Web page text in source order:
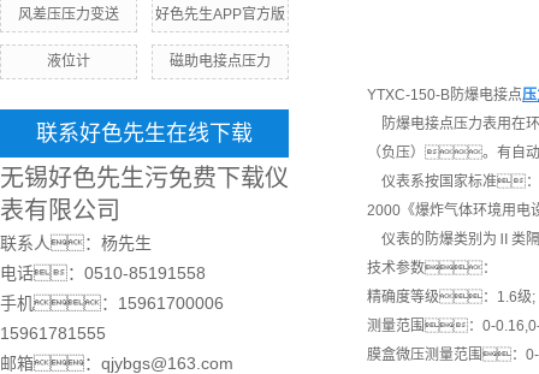
风差压压力变送 好色先生APP官方版
液位计 磁助电接点压力
联系好色先生在线下载
无锡好色先生污免费下载仪
表有限公司
联系人：杨先生
电话：0510-85191558
手机：15961700006
15961781555
邮箱：qjybgs@163.com
YTXC-150-B防爆电接点
防爆电接点压力表用在
（负压）。有自
仪表系按国家标准：
2000《爆炸气体环境用
仪表的防爆类别为Ⅱ
技术参数：
精确度等级：1.6级;
测量范围：0-0.16,0-
膜盒微压测量范围：